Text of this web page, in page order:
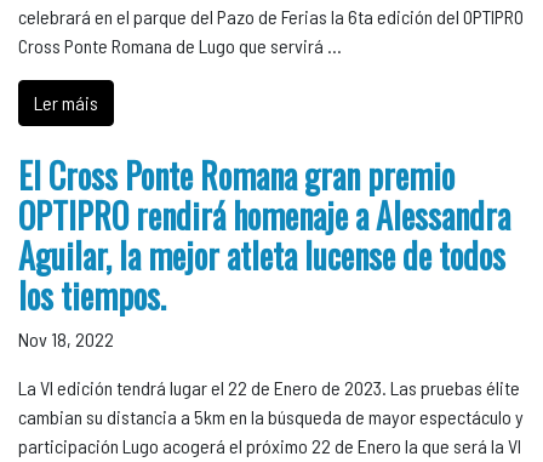
celebrará en el parque del Pazo de Ferias la 6ta edición del OPTIPRO
Cross Ponte Romana de Lugo que servirá …
Ler máis
El Cross Ponte Romana gran premio
OPTIPRO rendirá homenaje a Alessandra
Aguilar, la mejor atleta lucense de todos
los tiempos.
Nov 18, 2022
La VI edición tendrá lugar el 22 de Enero de 2023. Las pruebas élite
cambian su distancia a 5km en la búsqueda de mayor espectáculo y
participación Lugo acogerá el próximo 22 de Enero la que será la VI